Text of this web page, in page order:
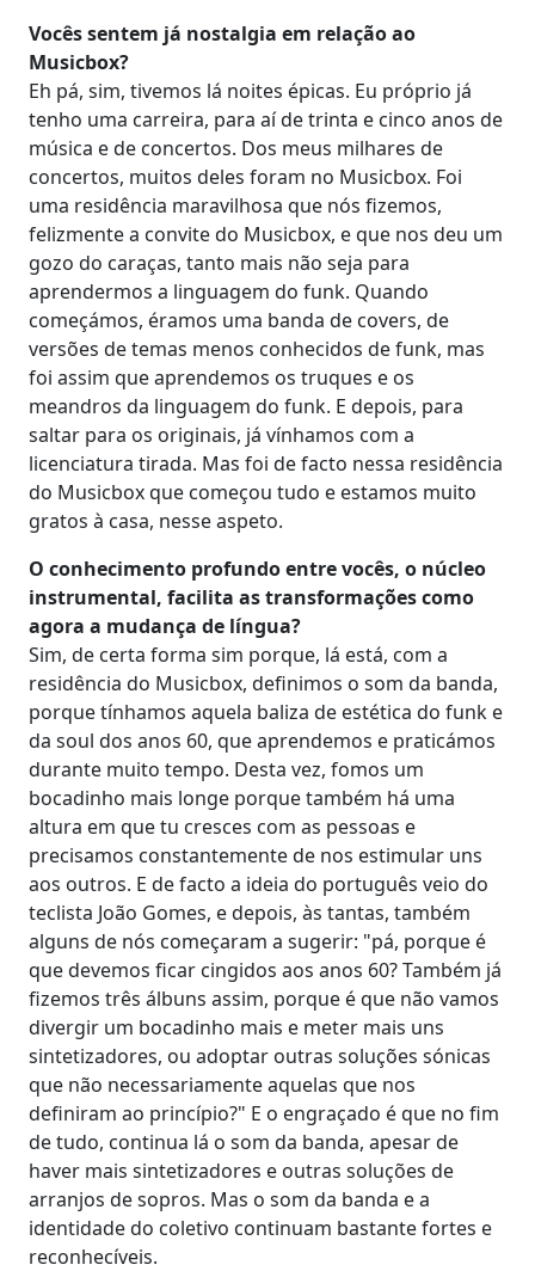
Vocês sentem já nostalgia em relação ao
Musicbox?
Eh pá, sim, tivemos lá noites épicas. Eu próprio já
tenho uma carreira, para aí de trinta e cinco anos de
música e de concertos. Dos meus milhares de
concertos, muitos deles foram no Musicbox. Foi
uma residência maravilhosa que nós fizemos,
felizmente a convite do Musicbox, e que nos deu um
gozo do caraças, tanto mais não seja para
aprendermos a linguagem do funk. Quando
começámos, éramos uma banda de covers, de
versões de temas menos conhecidos de funk, mas
foi assim que aprendemos os truques e os
meandros da linguagem do funk. E depois, para
saltar para os originais, já vínhamos com a
licenciatura tirada. Mas foi de facto nessa residência
do Musicbox que começou tudo e estamos muito
gratos à casa, nesse aspeto.
O conhecimento profundo entre vocês, o núcleo
instrumental, facilita as transformações como
agora a mudança de língua?
Sim, de certa forma sim porque, lá está, com a
residência do Musicbox, definimos o som da banda,
porque tínhamos aquela baliza de estética do funk e
da soul dos anos 60, que aprendemos e praticámos
durante muito tempo. Desta vez, fomos um
bocadinho mais longe porque também há uma
altura em que tu cresces com as pessoas e
precisamos constantemente de nos estimular uns
aos outros. E de facto a ideia do português veio do
teclista João Gomes, e depois, às tantas, também
alguns de nós começaram a sugerir: "pá, porque é
que devemos ficar cingidos aos anos 60? Também já
fizemos três álbuns assim, porque é que não vamos
divergir um bocadinho mais e meter mais uns
sintetizadores, ou adoptar outras soluções sónicas
que não necessariamente aquelas que nos
definiram ao princípio?" E o engraçado é que no fim
de tudo, continua lá o som da banda, apesar de
haver mais sintetizadores e outras soluções de
arranjos de sopros. Mas o som da banda e a
identidade do coletivo continuam bastante fortes e
reconhecíveis.